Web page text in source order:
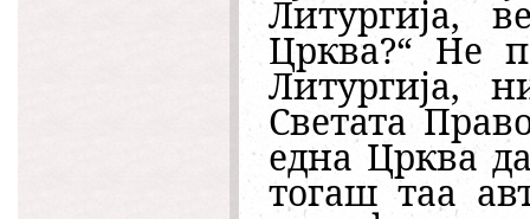
Литургија,
Црква?“ Не
Литургија,
Светата
една Црква
тогаш таа